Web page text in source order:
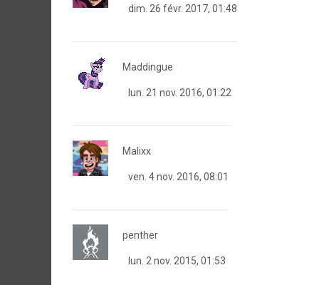
dim. 26 févr. 2017, 01:48
Maddingue
lun. 21 nov. 2016, 01:22
Malixx
ven. 4 nov. 2016, 08:01
penther
lun. 2 nov. 2015, 01:53